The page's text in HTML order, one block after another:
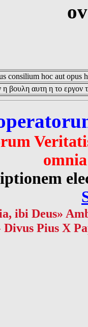
consilium hoc aut opus
βουλη αυτη η το εργον
ibi Deus»
Divus Pius X